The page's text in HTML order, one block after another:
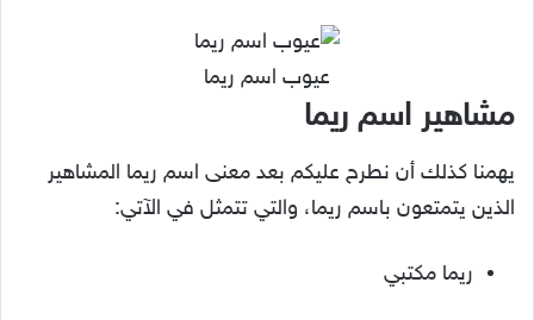
عيوب اسم ريما
مشاهير اسم ريما
يهمنا كذلك أن نطرح عليكم بعد معنى اسم ريما المشاهير
الذين يتمتعون باسم ريما، والتي تتمثل في الآتي:
ريما مكتبي